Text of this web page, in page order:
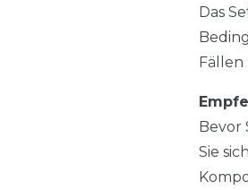
Das
Fällen
Bevor
Sie